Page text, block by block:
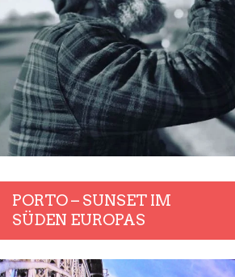
PORTO – SUNSET IM
SÜDEN EUROPAS